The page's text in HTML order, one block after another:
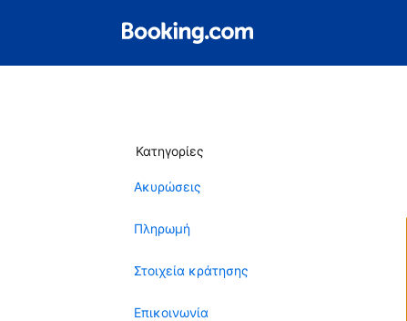
Κατηγορίες
Ακυρώσεις
Πληρωμή
Στοιχεία κράτησης
Επικοινωνία